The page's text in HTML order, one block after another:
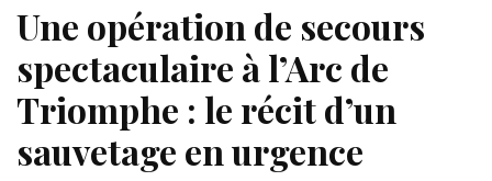
de
l’Arc
de
Triomphe
Une opération de secours
spectaculaire à l’Arc de
Triomphe : le récit d’un
sauvetage en urgence